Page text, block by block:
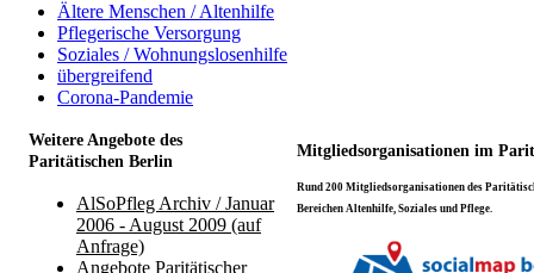
Ältere Menschen / Altenhilfe
Pflegerische Versorgung
Soziales / Wohnungslosenhilfe
übergreifend
Corona-Pandemie
Weitere Angebote des
Paritätischen Berlin
Mitgliedsorganisationen im
AlSoPfleg Archiv / Januar
2006 - August 2009 (auf
Anfrage)
Angebote Paritätischer
Rund 200 Mitgliedsorganisationen des
Bereichen Altenhilfe, Soziales und Pflege.